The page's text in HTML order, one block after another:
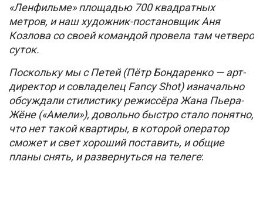
«Ленфильме» площадью 700 квадратных
метров, и наш художник-постановщик Аня
Козлова со своей командой провела там четверо
суток.
Поскольку мы с Петей (Пётр Бондаренко — арт-
директор и совладелец Fancy Shot) изначально
обсуждали стилистику режиссёра Жана Пьера-
Жёне («Амели»), довольно быстро стало понятно,
что нет такой квартиры, в которой оператор
сможет и свет хороший поставить, и общие
планы снять, и развернуться на телеге: